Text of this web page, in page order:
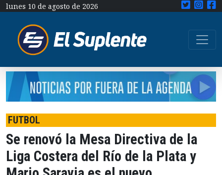
lunes 10 de agosto de 2026
FUTBOL
Se renovó la Mesa Directiva de la
Liga Costera del Río de la Plata y